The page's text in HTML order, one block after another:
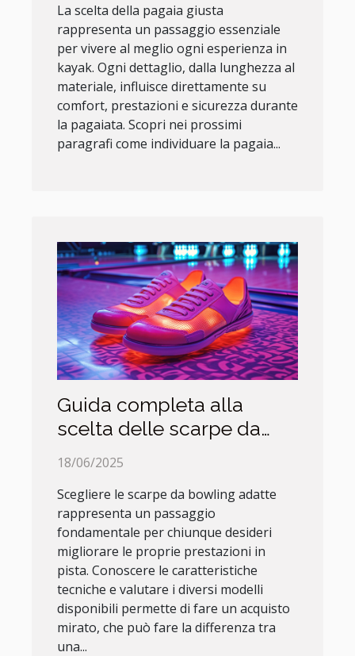
La scelta della pagaia giusta
rappresenta un passaggio essenziale
per vivere al meglio ogni esperienza in
kayak. Ogni dettaglio, dalla lunghezza al
materiale, influisce direttamente su
comfort, prestazioni e sicurezza durante
la pagaiata. Scopri nei prossimi
paragrafi come individuare la pagaia...
Guida completa alla
scelta delle scarpe da
bowling perfette
18/06/2025
Scegliere le scarpe da bowling adatte
rappresenta un passaggio
fondamentale per chiunque desideri
migliorare le proprie prestazioni in
pista. Conoscere le caratteristiche
tecniche e valutare i diversi modelli
disponibili permette di fare un acquisto
mirato, che può fare la differenza tra
una...